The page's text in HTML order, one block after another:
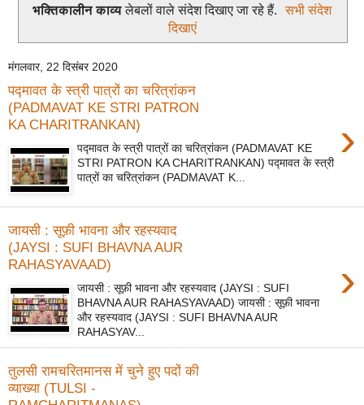
भक्तिकालीन काव्यलेबलों वाले संदेश दिखाए जा रहे हैं.
सभी संदेश
दिखाएं
मंगलवार, 22 दिसंबर 2020
पद्मावत के स्त्री पात्रों का चरित्रांकन
(PADMAVAT KE STRI PATRON
KA CHARITRANKAN)
›
पद्मावत के स्त्री पात्रों का चरित्रांकन (PADMAVAT KE
STRI PATRON KA CHARITRANKAN) पद्मावत के स्त्री
पात्रों का चरित्रांकन (PADMAVAT K...
जायसी : सूफ़ी भावना और रहस्यवाद
(JAYSI : SUFI BHAVNA AUR
RAHASYAVAAD)
›
जायसी : सूफ़ी भावना और रहस्यवाद (JAYSI : SUFI
BHAVNA AUR RAHASYAVAAD) जायसी : सूफ़ी भावना
और रहस्यवाद (JAYSI : SUFI BHAVNA AUR
RAHASYAV...
तुलसी रामचरितमानस में चुने हुए पदों की
व्याख्या (TULSI -